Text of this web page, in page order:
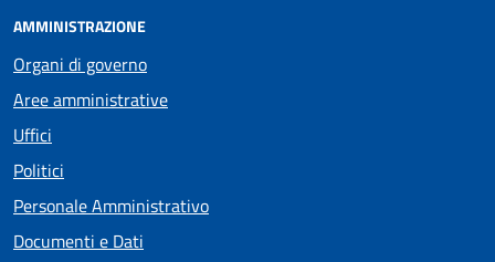
AMMINISTRAZIONE
Organi di governo
Aree amministrative
Uffici
Politici
Personale Amministrativo
Documenti e Dati